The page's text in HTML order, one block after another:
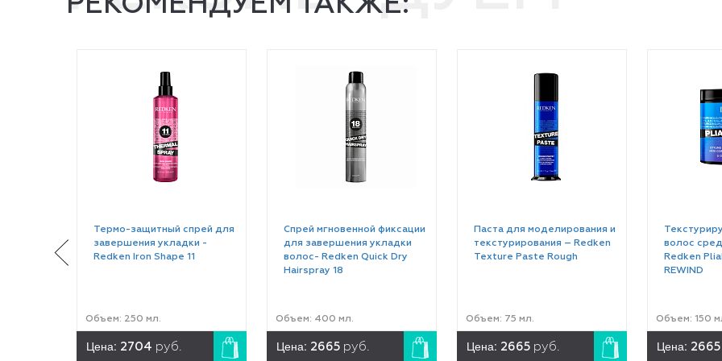
Термо-защитный спрей для
завершения укладки -
Redken Iron Shape 11
Объем: 250 мл.
Цена: 2704 руб.
Спрей мгновенной фиксации
для завершения укладки
волос- Redken Quick Dry
Hairspray 18
Объем: 400 мл.
Цена: 2665 руб.
Паста для моделирования и
текстурирования – Redken
Texture Paste Rough
Объем: 75 мл.
Цена: 2665 руб.
волос
Redken
REWIND
Объем: 150
Цена: